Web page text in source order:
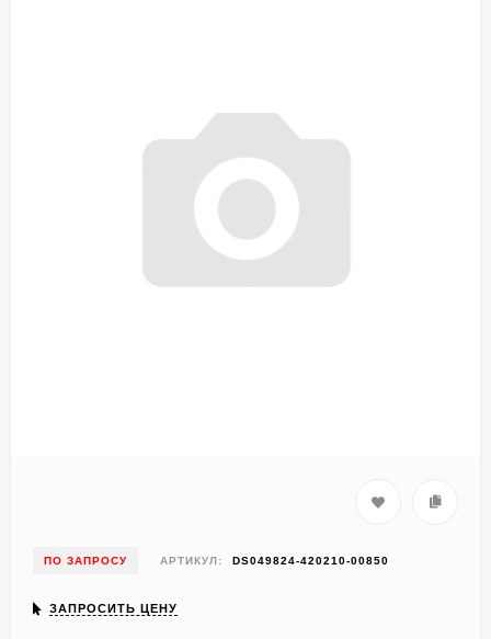
ПО ЗАПРОСУ АРТИКУЛ: DS049824-420210-00850
ЗАПРОСИТЬ ЦЕНУ